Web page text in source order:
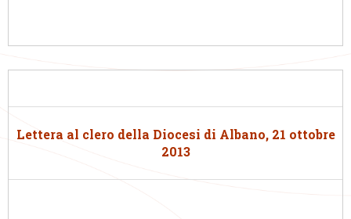
Lettera al clero della Diocesi di Albano, 21 ottobre
2013